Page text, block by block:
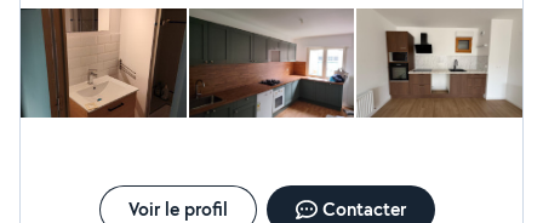
Voir le profil Contacter